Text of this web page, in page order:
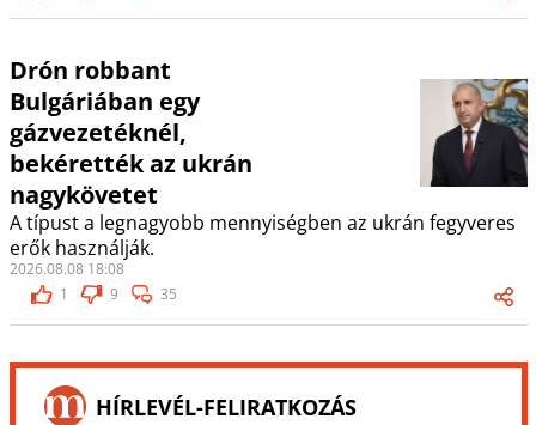
Drón robbant
Bulgáriában egy
gázvezetéknél,
bekérették az ukrán
nagykövetet
A típust a legnagyobb mennyiségben az ukrán fegyveres
erők használják.
2026.08.08 18:08
1
9 35
HÍRLEVÉL-FELIRATKOZÁS